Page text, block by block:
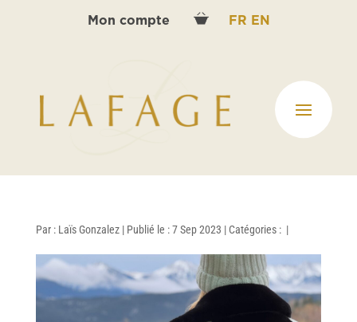
Mon compte FR EN
Par : Laïs Gonzalez | Publié le : 7 Sep 2023 | Catégories : |